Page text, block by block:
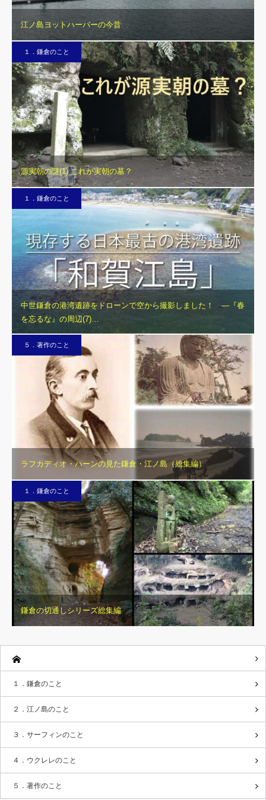
江ノ島ヨットハーバーの今昔
１．鎌倉のこと
源実朝の謎(1) これが実朝の墓？
１．鎌倉のこと
中世鎌倉の港湾遺跡をドローンで空から撮影しました！ ―『春
を忘るな』の周辺(7)…
５．著作のこと
ラフカディオ・ハーンの見た鎌倉・江ノ島（総集編）
１．鎌倉のこと
鎌倉の切通しシリーズ総集編
１．鎌倉のこと
２．江ノ島のこと
３．サーフィンのこと
４．ウクレレのこと
５．著作のこと